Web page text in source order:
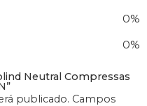
0%
0%
Neutral Compressas
publicado. Campos